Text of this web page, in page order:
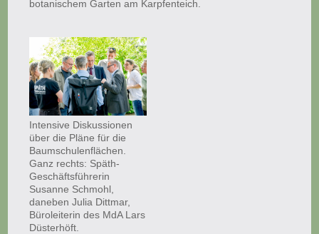
botanischem Garten am Karpfenteich.
Intensive Diskussionen
über die Pläne für die
Baumschulenflächen.
Ganz rechts: Späth-
Geschäftsführerin
Susanne Schmohl,
daneben Julia Dittmar,
Büroleiterin des MdA Lars
Düsterhöft.